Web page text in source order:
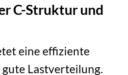
C-Struktur und
eine effiziente
Lastverteilung.